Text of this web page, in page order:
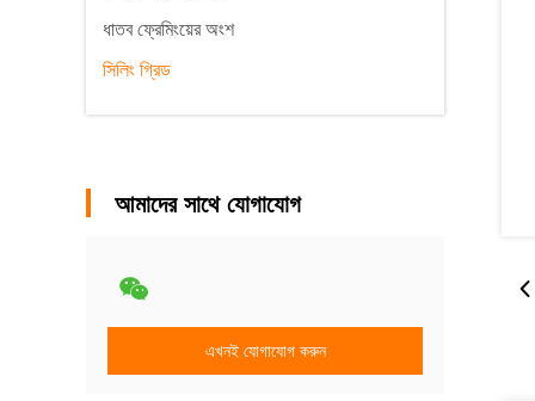
ধাতব ফ্রেমিংয়ের অংশ
সিলিং গ্রিড
আমাদের সাথে যোগাযোগ
এখনই যোগাযোগ করুন